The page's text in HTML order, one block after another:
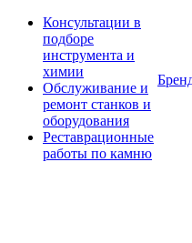
Консультации в
подборе
инструмента и
химии
Обслуживание и
ремонт станков и
оборудования
Реставрационные
работы по камню